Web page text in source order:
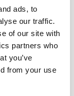
ads, to
our traffic.
of our site with
partners who
you’ve
from your use